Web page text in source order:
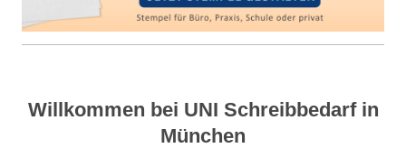
Willkommen bei UNI Schreibbedarf in
München